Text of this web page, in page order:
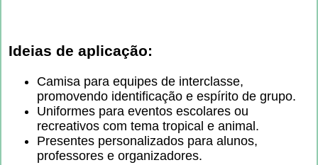
Ideias de aplicação:
Camisa para equipes de interclasse,
promovendo identificação e espírito de grupo.
Uniformes para eventos escolares ou
recreativos com tema tropical e animal.
Presentes personalizados para alunos,
professores e organizadores.